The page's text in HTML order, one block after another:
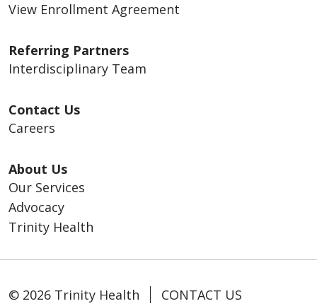
View Enrollment Agreement
Referring Partners
Interdisciplinary Team
Contact Us
Careers
About Us
Our Services
Advocacy
Trinity Health
© 2026 Trinity Health
CONTACT US